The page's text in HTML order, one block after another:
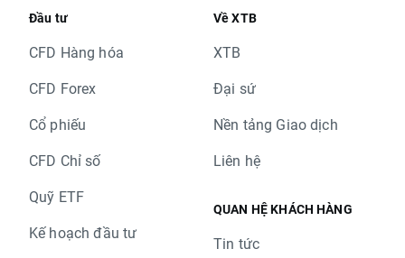
Đầu tư
CFD Hàng hóa
CFD Forex
Cổ phiếu
CFD Chỉ số
Quỹ ETF
Kế hoạch đầu tư
Về XTB
XTB
Đại sứ
Nền tảng Giao dịch
Liên hệ
QUAN HỆ KHÁCH HÀNG
Tin tức